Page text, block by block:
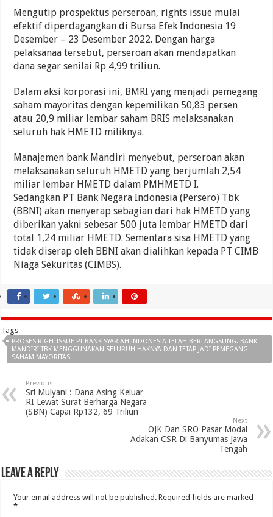
Mengutip prospektus perseroan, rights issue mulai
efektif diperdagangkan di Bursa Efek Indonesia 19
Desember – 23 Desember 2022. Dengan harga
pelaksanaa tersebut, perseroan akan mendapatkan
dana segar senilai Rp 4,99 triliun.
Dalam aksi korporasi ini, BMRI yang menjadi pemegang
saham mayoritas dengan kepemilikan 50,83 persen
atau 20,9 miliar lembar saham BRIS melaksanakan
seluruh hak HMETD miliknya.
Manajemen bank Mandiri menyebut, perseroan akan
melaksanakan seluruh HMETD yang berjumlah 2,54
miliar lembar HMETD dalam PMHMETD I.
Sedangkan PT Bank Negara Indonesia (Persero) Tbk
(BBNI) akan menyerap sebagian dari hak HMETD yang
diberikan yakni sebesar 500 juta lembar HMETD dari
total 1,24 miliar HMETD. Sementara sisa HMETD yang
tidak diserap oleh BBNI akan dialihkan kepada PT CIMB
Niaga Sekuritas (CIMBS).
Tags
PROSES RIGHTISSUE PT BANK SYARIAH INDONESIA TELAH BERLANGSUNG. BANK
MANDIRI TBK MENGGUNAKAN SELURUH HAKNYA DAN TETAP JADI PEMEGANG
SAHAM MAYORITAS
Previous
Sri Mulyani : Dana Asing Keluar
RI Lewat Surat Berharga Negara
(SBN) Capai Rp132, 69 Triliun
Next
OJK Dan SRO Pasar Modal
Adakan CSR Di Banyumas Jawa
Tengah
Leave a Reply
Your email address will not be published. Required fields are marked
*